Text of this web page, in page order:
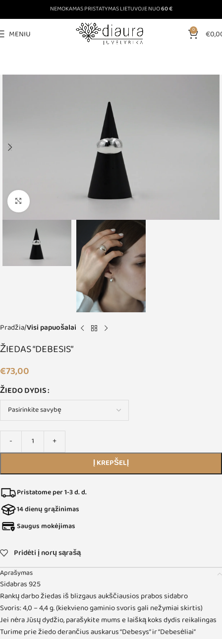
NEMOKAMAS PRISTATYMAS LIETUVOJE NUO60 €
MENIU 0 €
Padinti nuotrauką
Pradžia Visi papuošalai
ŽIEDAS “DEBESIS”
€73,00
ŽIEDO DYDIS
Į KREPŠELĮ
Pristatome per 1-3 d. d.
14 dienų grąžinimas
Saugus mokėjimas
Pridėti į norų sąrašą
Aprašymas
Sidabras 925
Rankų darbo žiedas iš blizgaus aukščiausios prabos sidabro
Svoris: 4,0 – 4,4 g. (kiekvieno gaminio svoris gali nežymiai skirtis)
Jei nėra Jūsų dydžio, parašykite mums e laišką koks dydis reikalingas
Turime prie žiedo derančius auskarus “Debesys” ir “Debesėliai”